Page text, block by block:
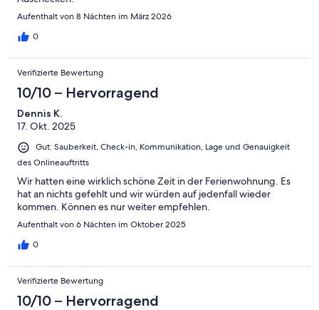
Aufenthalt von 8 Nächten im März 2026
0
Verifizierte Bewertung
10/10 – Hervorragend
Dennis K.
17. Okt. 2025
Gut: Sauberkeit, Check-in, Kommunikation, Lage und Genauigkeit
des Onlineauftritts
Wir hatten eine wirklich schöne Zeit in der Ferienwohnung. Es
hat an nichts gefehlt und wir würden auf jedenfall wieder
kommen. Können es nur weiter empfehlen.
Aufenthalt von 6 Nächten im Oktober 2025
0
Verifizierte Bewertung
10/10 – Hervorragend